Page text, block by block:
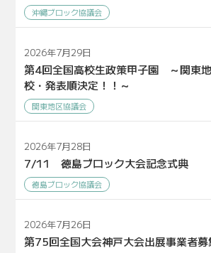
沖縄ブロック協議会
2026年7月29日
第4回全国高校生政策甲子園 ～関東
校・発表順決定！！～
関東地区協議会
2026年7月28日
7/11 徳島ブロック大会記念式典
徳島ブロック協議会
2026年7月26日
第75回全国大会神戸大会出展事業者募